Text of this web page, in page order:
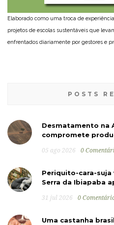
Elaborado como uma troca de
projetos de escolas sustentáveis que
enfrentados diariamente por gestores e
POSTS
Desmatamento na
compromete
05 ago 2026 0
Periquito-cara-
Serra da Ibiapaba
31 jul 2026 0
Uma castanha